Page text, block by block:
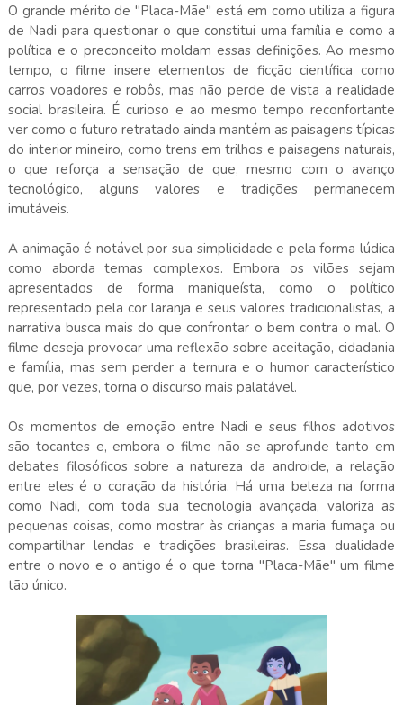
O grande mérito de "Placa-Mãe" está em como utiliza a figura
de Nadi para questionar o que constitui uma família e como a
política e o preconceito moldam essas definições. Ao mesmo
tempo, o filme insere elementos de ficção científica como
carros voadores e robôs, mas não perde de vista a realidade
social brasileira. É curioso e ao mesmo tempo reconfortante
ver como o futuro retratado ainda mantém as paisagens típicas
do interior mineiro, como trens em trilhos e paisagens naturais,
o que reforça a sensação de que, mesmo com o avanço
tecnológico, alguns valores e tradições permanecem
imutáveis.
A animação é notável por sua simplicidade e pela forma lúdica
como aborda temas complexos. Embora os vilões sejam
apresentados de forma maniqueísta, como o político
representado pela cor laranja e seus valores tradicionalistas, a
narrativa busca mais do que confrontar o bem contra o mal. O
filme deseja provocar uma reflexão sobre aceitação, cidadania
e família, mas sem perder a ternura e o humor característico
que, por vezes, torna o discurso mais palatável.
Os momentos de emoção entre Nadi e seus filhos adotivos
são tocantes e, embora o filme não se aprofunde tanto em
debates filosóficos sobre a natureza da androide, a relação
entre eles é o coração da história. Há uma beleza na forma
como Nadi, com toda sua tecnologia avançada, valoriza as
pequenas coisas, como mostrar às crianças a maria fumaça ou
compartilhar lendas e tradições brasileiras. Essa dualidade
entre o novo e o antigo é o que torna "Placa-Mãe" um filme
tão único.